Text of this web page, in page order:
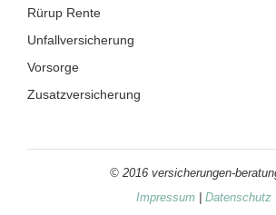
Rürup Rente
Unfallversicherung
Vorsorge
Zusatzversicherung
© 2016 versicherungen-
Impressum
Datenschutz